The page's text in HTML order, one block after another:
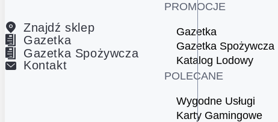
Znajdź sklep
Gazetka
Gazetka Spożywcza
Kontakt
PROMOCJE
Gazetka
Gazetka Spożywcza
Katalog Lodowy
POLECANE
Wygodne Usługi
Karty Gamingowe